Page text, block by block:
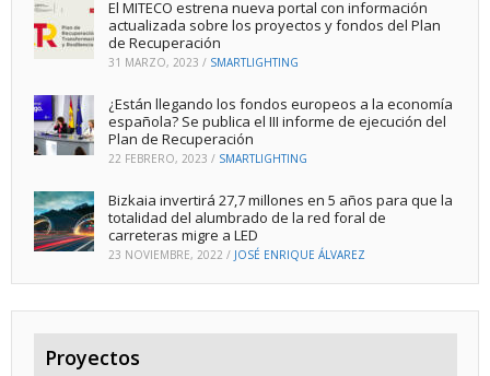
El MITECO estrena nueva portal con información
actualizada sobre los proyectos y fondos del Plan
de Recuperación
31 MARZO, 2023 / SMARTLIGHTING
¿Están llegando los fondos europeos a la economía
española? Se publica el III informe de ejecución del
Plan de Recuperación
22 FEBRERO, 2023 / SMARTLIGHTING
Bizkaia invertirá 27,7 millones en 5 años para que la
totalidad del alumbrado de la red foral de
carreteras migre a LED
23 NOVIEMBRE, 2022 / JOSÉ ENRIQUE ÁLVAREZ
Proyectos